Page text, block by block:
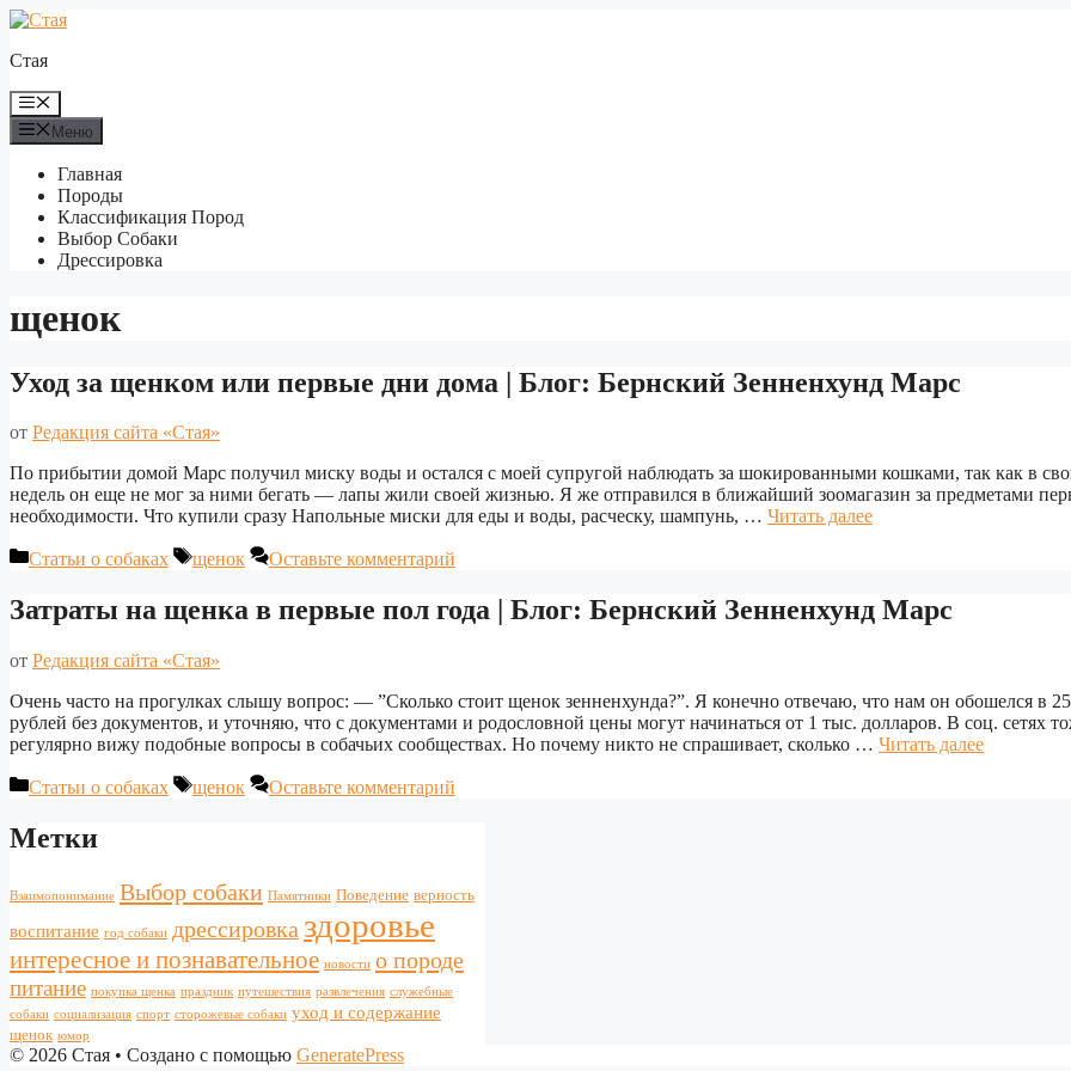
Перейти
содержимому
Стая
Меню
Меню
Главная
Породы
Классификация Пород
Выбор Собаки
Дрессировка
щенок
Уход за щенком или первые дни дома | Блог: Бернский Зенненхунд Марс
от Редакция сайта «Стая»
По прибытии домой Марс получил миску воды и остался с моей супругой наблюдать за шокированными кошками, так как в
недель он еще не мог за ними бегать — лапы жили своей жизнью. Я же отправился в ближайший зоомагазин за предметами
необходимости. Что купили сразу Напольные миски для еды и воды, расческу, шампунь, … Читать далее
Рубрики
Статьи о собаках Метки
щенок Оставьте комментарий
Затраты на щенка в первые пол года | Блог: Бернский Зенненхунд Марс
от Редакция сайта «Стая»
Очень часто на прогулках слышу вопрос: — ”Сколько стоит щенок зенненхунда?”. Я конечно отвечаю, что нам он обошелся в
рублей без документов, и уточняю, что с документами и родословной цены могут начинаться от 1 тыс. долларов. В соц. сетях
регулярно вижу подобные вопросы в собачьих сообществах. Но почему никто не спрашивает, сколько … Читать далее
Рубрики
Статьи о собаках Метки
щенок Оставьте комментарий
Метки
Взаимопонимание Выбор собаки Памятники Поведение верность
воспитание год собаки дрессировка здоровье
интересное и познавательное новости о породе
питание покупка щенка праздник путешествия развлечения служебные
собаки социализация спорт сторожевые собаки уход и содержание
щенок юмор
© 2026 Стая • Создано с помощью GeneratePress